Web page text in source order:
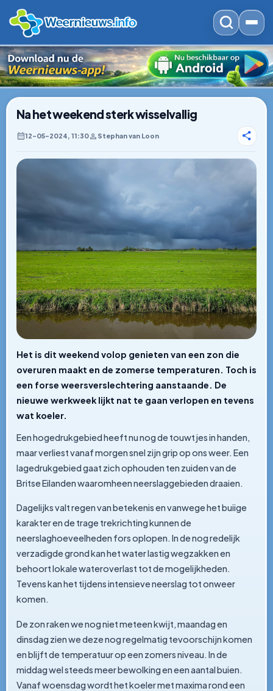
Na het weekend sterk wisselvallig
12–05–2024, 11:30 Stephan van Loon
Het is dit weekend volop genieten van een zon die
overuren maakt en de zomerse temperaturen. Toch is
een forse weersverslechtering aanstaande. De
nieuwe werkweek lijkt nat te gaan verlopen en tevens
wat koeler.
Een hogedrukgebied heeft nu nog de touwtjes in handen,
maar verliest vanaf morgen snel zijn grip op ons weer. Een
lagedrukgebied gaat zich ophouden ten zuiden van de
Britse Eilanden waaromheen neerslaggebieden draaien.
Dagelijks valt regen van betekenis en vanwege het buiige
karakter en de trage trekrichting kunnen de
neerslaghoeveelheden fors oplopen. In de nog redelijk
verzadigde grond kan het water lastig wegzakken en
behoort lokale wateroverlast tot de mogelijkheden.
Tevens kan het tijdens intensieve neerslag tot onweer
komen.
De zon raken we nog niet meteen kwijt, maandag en
dinsdag zien we deze nog regelmatig tevoorschijn komen
en blijft de temperatuur op een zomers niveau. In de
middag wel steeds meer bewolking en een aantal buien.
Vanaf woensdag wordt het koeler met maxima rond een